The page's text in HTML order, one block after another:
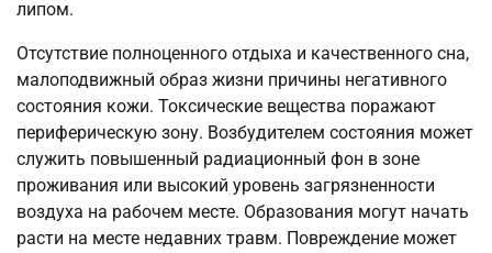
липом.
Отсутствие полноценного отдыха и качественного сна,
малоподвижный образ жизни причины негативного
состояния кожи. Токсические вещества поражают
периферическую зону. Возбудителем состояния может
служить повышенный радиационный фон в зоне
проживания или высокий уровень загрязненности
воздуха на рабочем месте. Образования могут начать
расти на месте недавних травм. Повреждение может